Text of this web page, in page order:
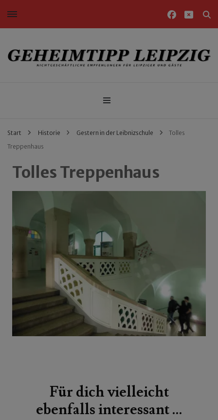
Nichtgeschäftliche Empfehlungen für Leipziger und Gäste
Start Historie Gestern in der Leibnizschule
Tolles
Treppenhaus
Tolles Treppenhaus
Für dich vielleicht
ebenfalls interessant …